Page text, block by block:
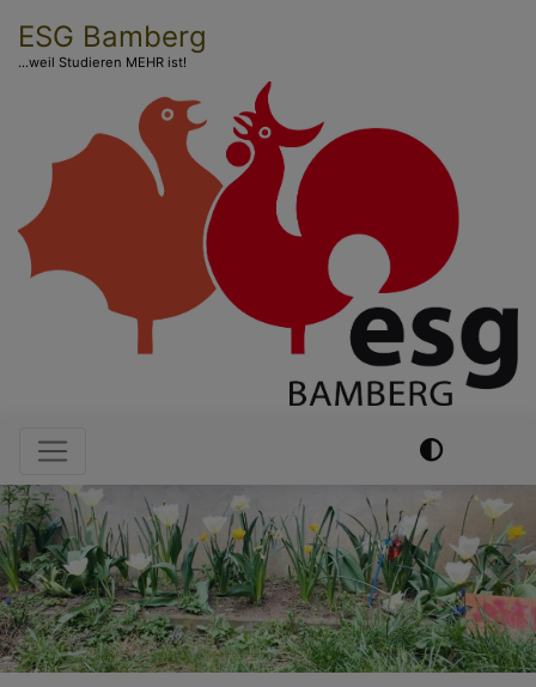
zum
Inhalt
ESG Bamberg
...weil Studieren MEHR ist!
Hauptnavigation
Previous Next